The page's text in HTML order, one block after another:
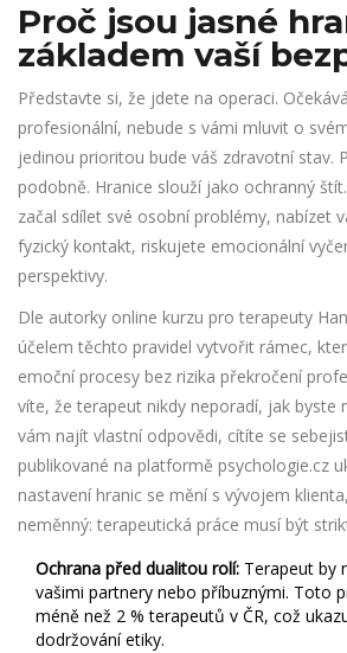
Proč jsou jasné
základem vaší
Představte si, že jdete na operaci.
profesionální, nebude s vámi mluvit o
jedinou prioritou bude váš zdravotní stav.
podobně. Hranice slouží jako ochranný
začal sdílet své osobní problémy, nabízet
fyzický kontakt, riskujete emocionální
perspektivy.
Dle autorky online kurzu pro terapeuty
účelem těchto pravidel vytvořit rámec,
emoční procesy bez rizika překročení
víte, že terapeut nikdy neporadí, jak byste
vám najít vlastní odpovědi, cítíte se
publikované na platformě psychologie.cz
nastavení hranic se mění s vývojem
neměnný: terapeutická práce musí být
Ochrana před dualitou rolí: Terapeut by
vašimi partnery nebo příbuznými. Toto
méně než 2 % terapeutů v ČR, což
dodržování etiky.